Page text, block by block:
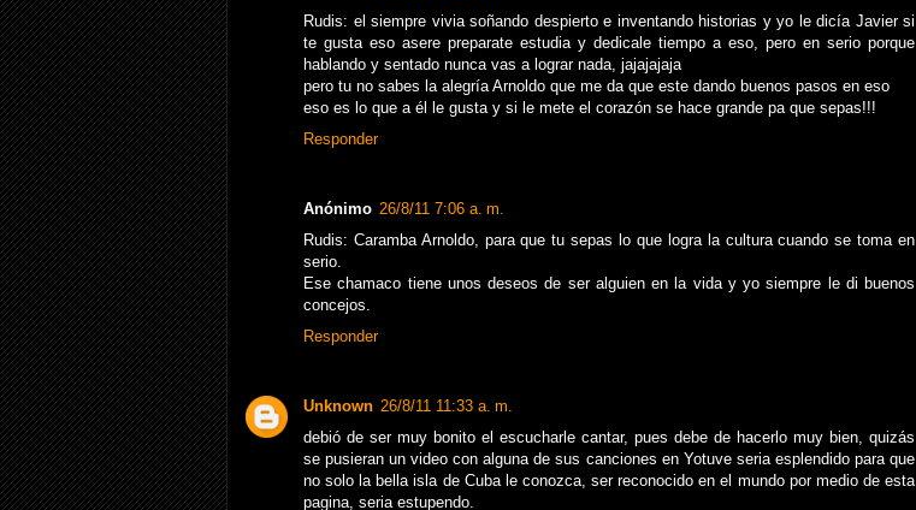
Rudis: el siempre vivia soñando despierto e inventando historias y yo le dicía Javier si
te gusta eso asere preparate estudia y dedicale tiempo a eso, pero en serio porque
hablando y sentado nunca vas a lograr nada, jajajajaja
pero tu no sabes la alegría Arnoldo que me da que este dando buenos pasos en eso
eso es lo que a él le gusta y si le mete el corazón se hace grande pa que sepas!!!
Responder
Anónimo 26/8/11 7:06 a. m.
Rudis: Caramba Arnoldo, para que tu sepas lo que logra la cultura cuando se toma en
serio.
Ese chamaco tiene unos deseos de ser alguien en la vida y yo siempre le di buenos
concejos.
Responder
Unknown 26/8/11 11:33 a. m.
debió de ser muy bonito el escucharle cantar, pues debe de hacerlo muy bien, quizás
se pusieran un video con alguna de sus canciones en Yotuve seria esplendido para que
no solo la bella isla de Cuba le conozca, ser reconocido en el mundo por medio de esta
pagina, seria estupendo.